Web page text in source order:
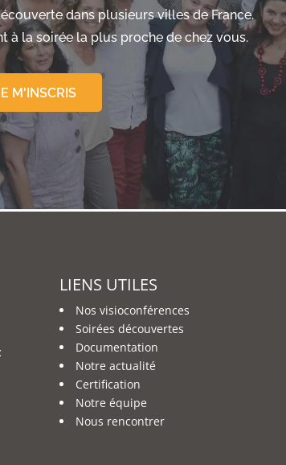
dans plusieurs villes de France.
à la soirée la plus proche de chez vous.
M'INSCRIS
LIENS UTILES
Nos visioconférences
Soirées découvertes
Documentation
Notre actualité
Certification
Notre équipe
Nous rencontrer